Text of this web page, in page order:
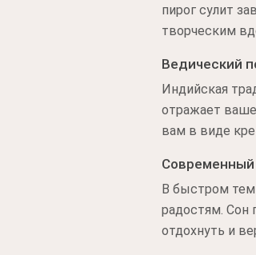
пирог сулит
творческим
Ведический
Индийская
отражает
вам в виде
Современный
В быстром
радостям. Сон
отдохнуть и